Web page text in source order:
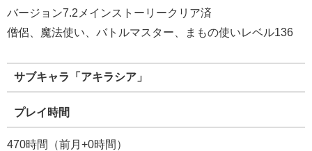
バージョン7.2メインストーリークリア済
僧侶、魔法使い、バトルマスター、まもの使いレベル136
サブキャラ「アキラシア」
プレイ時間
470時間（前月+0時間）